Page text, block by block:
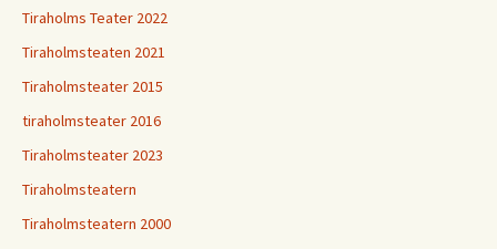
Tiraholms Teater 2022
Tiraholmsteaten 2021
Tiraholmsteater 2015
tiraholmsteater 2016
Tiraholmsteater 2023
Tiraholmsteatern
Tiraholmsteatern 2000